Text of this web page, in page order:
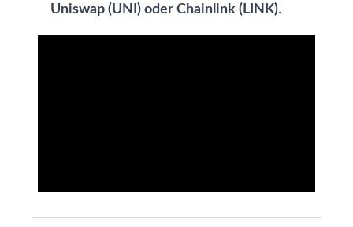
Uniswap (UNI) oder Chainlink (LINK).